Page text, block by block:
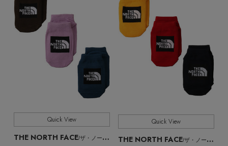
Quick View
THE NORTH FACE/ザ・ノース・フェイス
Quick View
THE NORTH FACE/ザ・ノース・フェイス